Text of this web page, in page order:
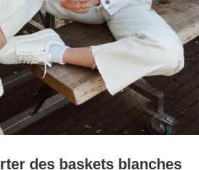
des baskets blanches